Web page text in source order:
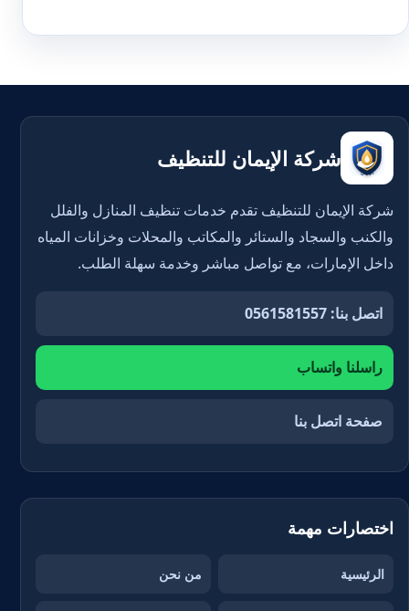
شركة الإيمان للتنظيف
شركة الإيمان للتنظيف تقدم خدمات تنظيف المنازل والفلل
والكنب والسجاد والستائر والمكاتب والمحلات وخزانات المياه
داخل الإمارات، مع تواصل مباشر وخدمة سهلة الطلب.
اتصل بنا: 0561581557
راسلنا واتساب
صفحة اتصل بنا
اختصارات مهمة
الرئيسية من نحن